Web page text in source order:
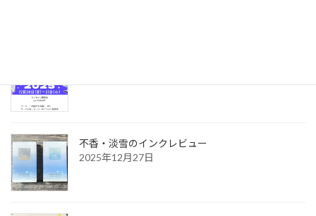
不香・淡雪のインクレビュー
2025年12月27日